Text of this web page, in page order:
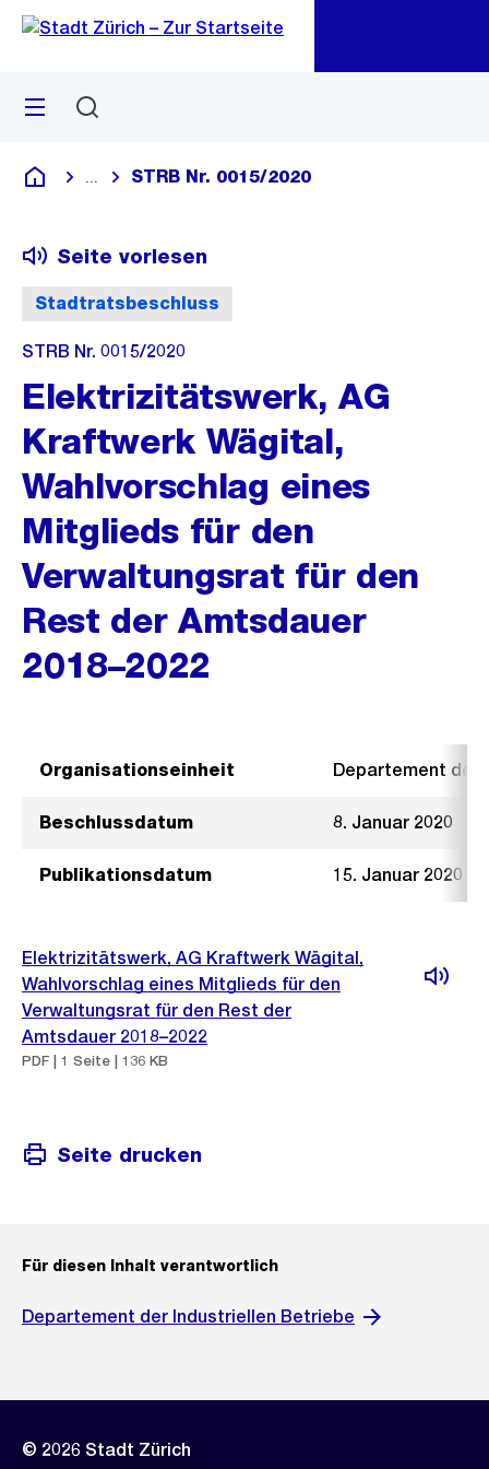
Navigation
Sprunglink
Menü
Deutsch
Blende alle Breadcrumbs ein
STRB Nr. 0015/2020
Stadtratsbeschluss
Seite vorlesen
STRB Nr. 0015/2020
Elektrizitätswerk, AG
Kraftwerk Wägital,
Wahlvorschlag eines
Mitglieds für den
Verwaltungsrat für den
Rest der Amtsdauer
2018–2022
Organisationseinheit Departement der
Beschlussdatum 8. Januar 2020
Publikationsdatum 15. Januar 2020
Elektrizitätswerk, AG Kraftwerk Wägital,
Wahlvorschlag eines Mitglieds für den
Verwaltungsrat für den Rest der
Amtsdauer 2018–2022
PDF | 1 Seite | 136 KB
Seite drucken
Für diesen Inhalt verantwortlich
Departement der Industriellen Betriebe
© 2026 Stadt Zürich